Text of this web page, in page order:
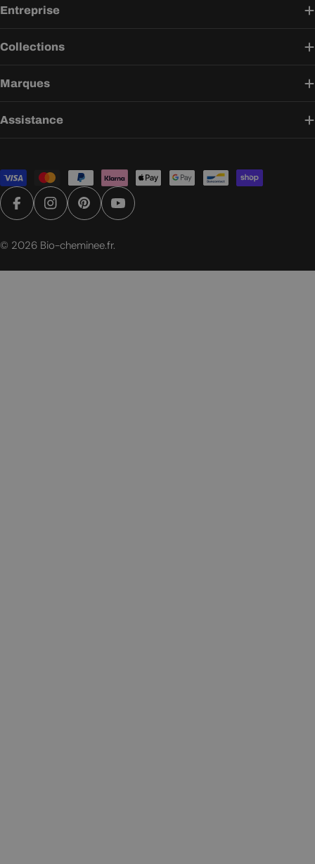
Entreprise
Collections
Marques
Assistance
Modes
de
paiement
FacebookInstagramPinterestYouTube
© 2026 Bio-cheminee.fr.